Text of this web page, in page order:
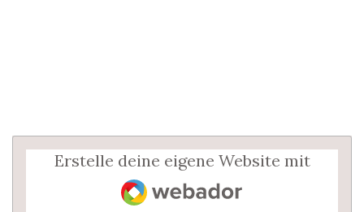
Erstelle deine eigene Website mit
Webador